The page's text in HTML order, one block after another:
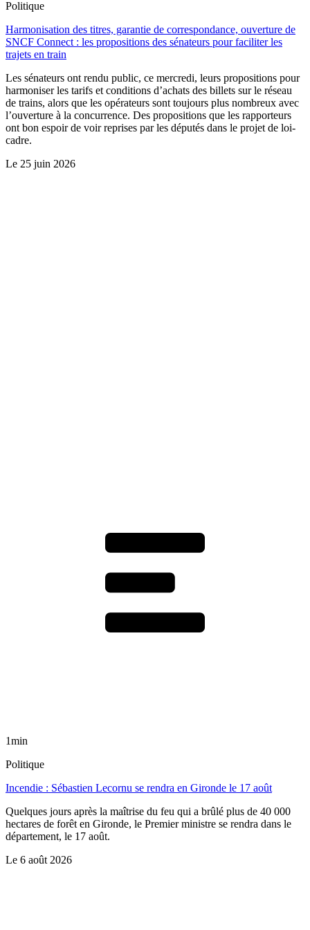
Politique
Harmonisation des titres, garantie de correspondance, ouverture de
SNCF Connect : les propositions des sénateurs pour faciliter les
trajets en train
Les sénateurs ont rendu public, ce mercredi, leurs propositions pour
harmoniser les tarifs et conditions d’achats des billets sur le réseau
de trains, alors que les opérateurs sont toujours plus nombreux avec
l’ouverture à la concurrence. Des propositions que les rapporteurs
ont bon espoir de voir reprises par les députés dans le projet de loi-
cadre.
Le 25 juin 2026
1min
Politique
Incendie : Sébastien Lecornu se rendra en Gironde le 17 août
Quelques jours après la maîtrise du feu qui a brûlé plus de 40 000
hectares de forêt en Gironde, le Premier ministre se rendra dans le
département, le 17 août.
Le 6 août 2026